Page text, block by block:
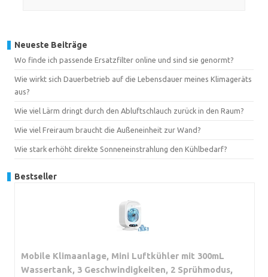
Neueste Beiträge
Wo finde ich passende Ersatzfilter online und sind sie genormt?
Wie wirkt sich Dauerbetrieb auf die Lebensdauer meines Klimageräts
aus?
Wie viel Lärm dringt durch den Abluftschlauch zurück in den Raum?
Wie viel Freiraum braucht die Außeneinheit zur Wand?
Wie stark erhöht direkte Sonneneinstrahlung den Kühlbedarf?
Bestseller
Mobile Klimaanlage, Mini Luftkühler mit 300mL
Wassertank, 3 Geschwindigkeiten, 2 Sprühmodus,